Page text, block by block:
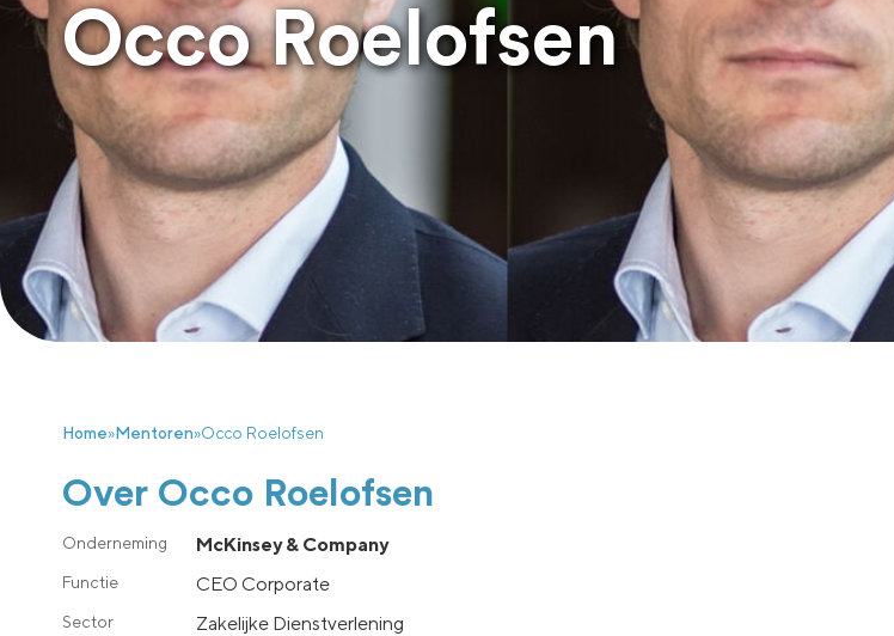
Occo Roelofsen
Home»Mentoren»Occo Roelofsen
Over Occo Roelofsen
McKinsey & Company
CEO Corporate
Zakelijke Dienstverlening